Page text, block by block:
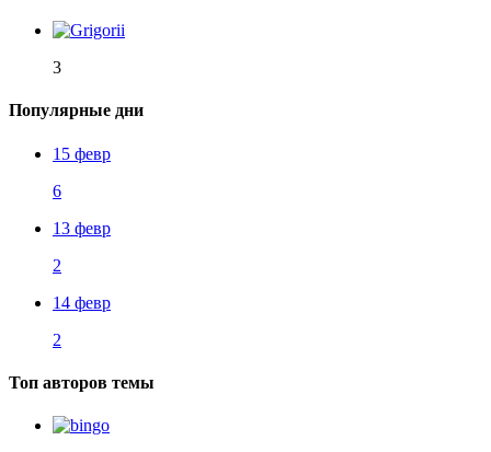
3
Популярные дни
15 февр
6
13 февр
2
14 февр
2
Топ авторов темы